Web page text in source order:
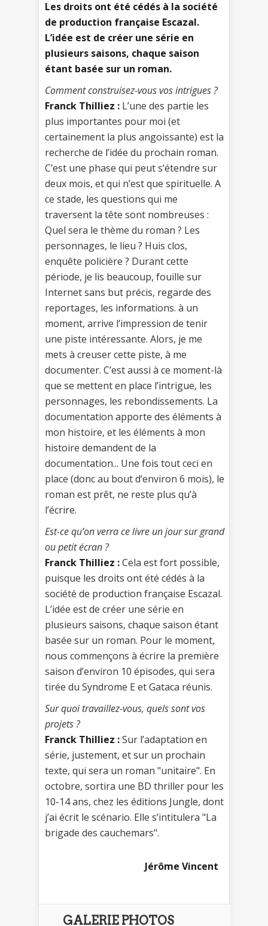
Les droits ont été cédés à la société
de production française Escazal.
L’idée est de créer une série en
plusieurs saisons, chaque saison
étant basée sur un roman.
Comment construisez-vous vos intrigues ?
Franck Thilliez : L’une des partie les
plus importantes pour moi (et
certainement la plus angoissante) est la
recherche de l’idée du prochain roman.
C’est une phase qui peut s’étendre sur
deux mois, et qui n’est que spirituelle. A
ce stade, les questions qui me
traversent la tête sont nombreuses :
Quel sera le thème du roman ? Les
personnages, le lieu ? Huis clos,
enquête policière ? Durant cette
période, je lis beaucoup, fouille sur
Internet sans but précis, regarde des
reportages, les informations. à un
moment, arrive l’impression de tenir
une piste intéressante. Alors, je me
mets à creuser cette piste, à me
documenter. C’est aussi à ce moment-là
que se mettent en place l’intrigue, les
personnages, les rebondissements. La
documentation apporte des éléments à
mon histoire, et les éléments à mon
histoire demandent de la
documentation... Une fois tout ceci en
place (donc au bout d’environ 6 mois), le
roman est prêt, ne reste plus qu’à
l’écrire.
Est-ce qu’on verra ce livre un jour sur grand
ou petit écran ?
Franck Thilliez :Cela est fort possible,
puisque les droits ont été cédés à la
société de production française Escazal.
L’idée est de créer une série en
plusieurs saisons, chaque saison étant
basée sur un roman. Pour le moment,
nous commençons à écrire la première
saison d’environ 10 épisodes, qui sera
tirée du Syndrome E et Gataca réunis.
Sur quoi travaillez-vous, quels sont vos
projets ?
Franck Thilliez :Sur l’adaptation en
série, justement, et sur un prochain
texte, qui sera un roman "unitaire". En
octobre, sortira une BD thriller pour les
10-14 ans, chez les éditions Jungle, dont
j’ai écrit le scénario. Elle s’intitulera "La
brigade des cauchemars".
Jérôme Vincent
GALERIE PHOTOS